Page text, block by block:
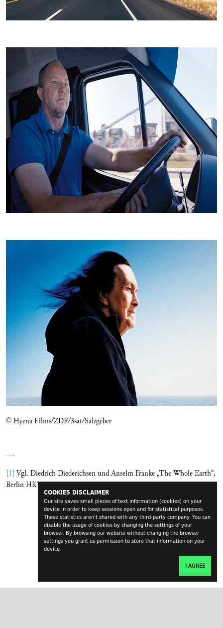
COOKIES DISCLAIMER
Our site saves small pieces of text information (cookies) on your
device in order to keep sessions open and for statistical purposes.
These statistics aren't shared with any third-party company. You can
disable the usage of cookies by changing the settings of your
browser. By browsing our website without changing the browser
settings you grant us permission to store that information on your
device.
I AGREE
© Hyena Films/ZDF/3sat/Salzgeber
---
[1] Vgl. Diedrich Diederichsen und Anselm Franke „The Whole Earth“,
Berlin HKW 2013.